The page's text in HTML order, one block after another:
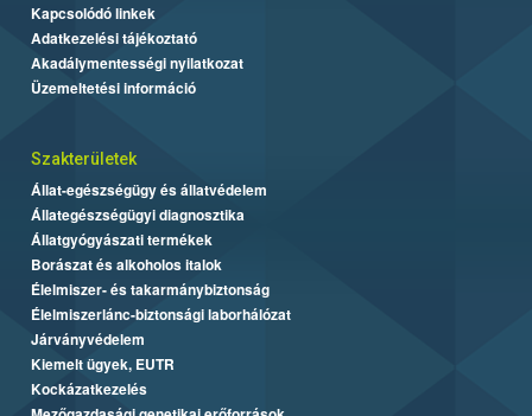
Kapcsolódó linkek
Adatkezelési tájékoztató
Akadálymentességi nyilatkozat
Üzemeltetési információ
Szakterületek
Állat-egészségügy és állatvédelem
Állategészségügyi diagnosztika
Állatgyógyászati termékek
Borászat és alkoholos italok
Élelmiszer- és takarmánybiztonság
Élelmiszerlánc-biztonsági laborhálózat
Járványvédelem
Kiemelt ügyek, EUTR
Kockázatkezelés